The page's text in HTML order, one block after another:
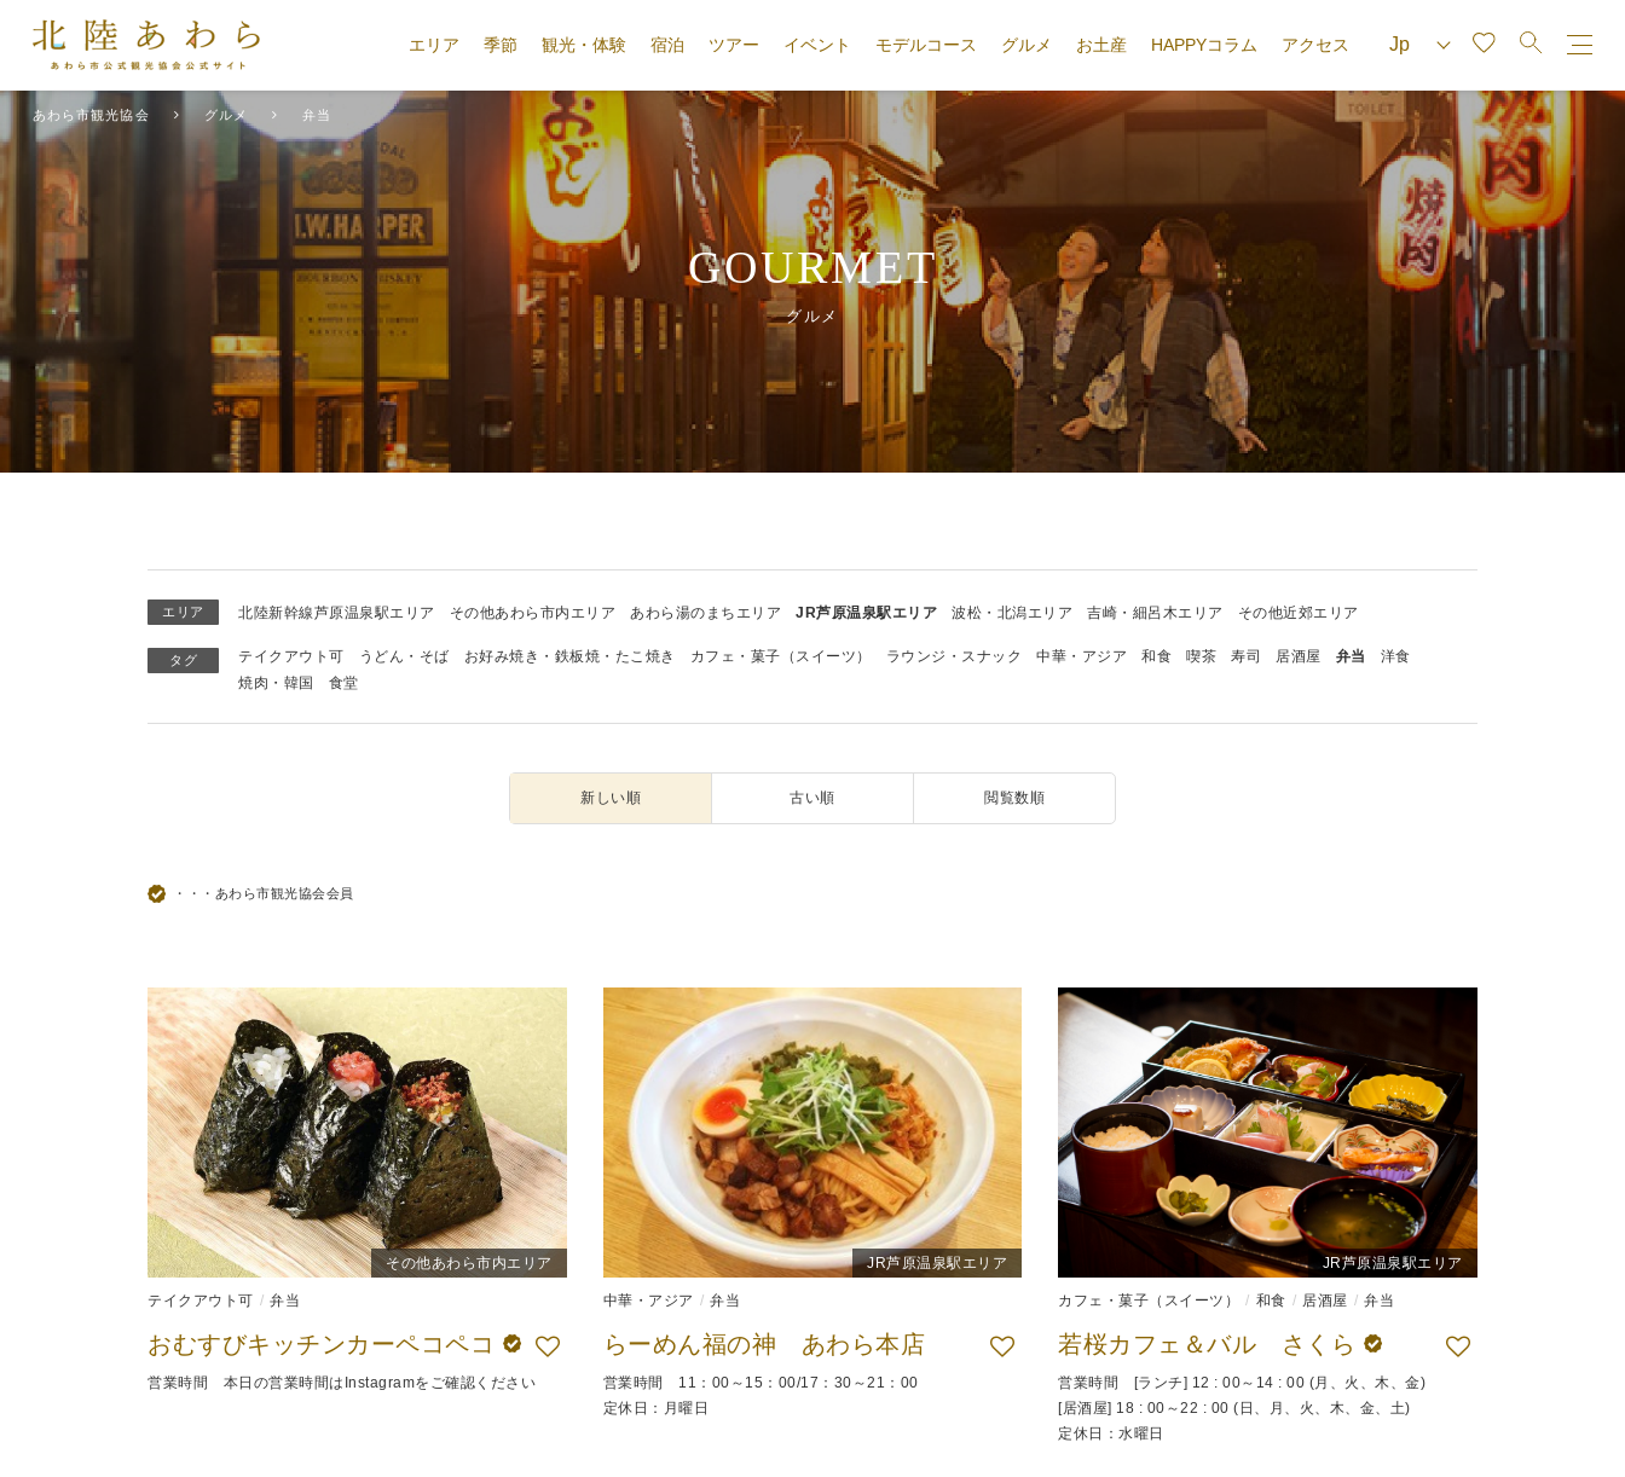
エリア 季節 観光・体験 宿泊 ツアー イベント モデルコース グルメ お土産 HAPPYコラム アクセス
あわら市観光協会 グルメ 弁当
GOURMET
グルメ
エリア 北陸新幹線芦原温泉駅エリア その他あわら市内エリア あわら湯のまちエリア JR芦原温泉駅エリア 波松・北潟エリア 吉崎・細呂木エリア その他近郊エリア
タグ テイクアウト可 うどん・そば お好み焼き・鉄板焼・たこ焼き カフェ・菓子（スイーツ） ラウンジ・スナック 中華・アジア 和食 喫茶 寿司 居酒屋 弁当
洋食
焼肉・韓国
食堂
新しい順 古い順 閲覧数順
・・・あわら市観光協会会員
その他あわら市内エリア
テイクアウト可 弁当
おむすびキッチンカーペコペコ
営業時間 本日の営業時間はInstagramをご確認ください
JR芦原温泉駅エリア
中華・アジア 弁当
らーめん福の神 あわら本店
営業時間 11：00～15：00/17：30～21：00
定休日：月曜日
JR芦原温泉駅エリア
カフェ・菓子（スイーツ） 和食 居酒屋 弁当
若桜カフェ＆バル さくら
営業時間 [ランチ] 12 : 00～14 : 00 (月、火、木、金)
[居酒屋] 18 : 00～22 : 00 (日、月、火、木、金、土)
定休日：水曜日